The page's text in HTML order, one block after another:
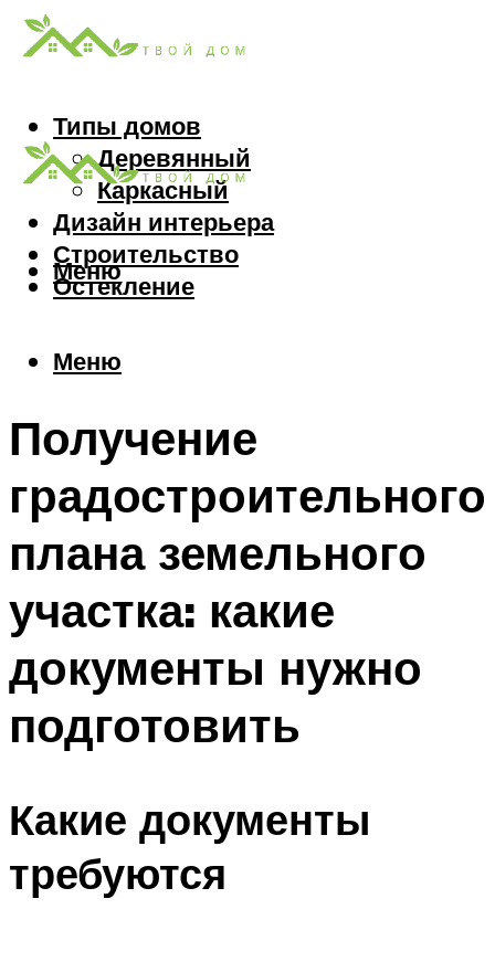
Типы домов
Деревянный
Каркасный
Дизайн интерьера
Строительство
Остекление
Меню
Меню
Получение
градостроительного
плана земельного
участка: какие
документы нужно
подготовить
Какие документы
требуются